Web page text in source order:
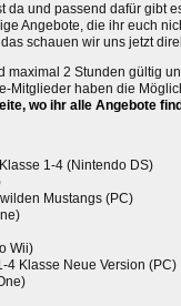
da und passend dafür gibt
Angebote, die ihr euch
schauen wir uns jetzt
maximal 2 Stunden gültig
Mitglieder haben die
wo ihr alle Angebote
1-4 (Nintendo DS)
Mustangs (PC)
Wii)
4 Klasse Neue Version (PC)